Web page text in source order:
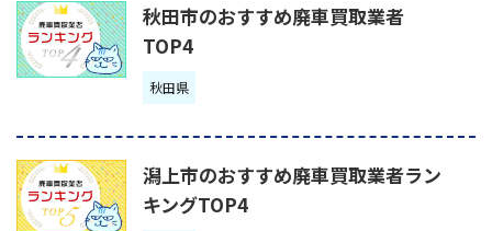
秋田市のおすすめ廃車買取業者
TOP4
秋田県
潟上市のおすすめ廃車買取業者ラン
キングTOP4